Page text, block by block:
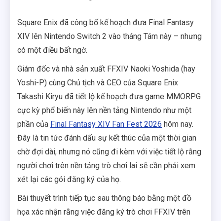
Square Enix đã công bố kế hoạch đưa Final Fantasy
XIV lên Nintendo Switch 2 vào tháng Tám này – nhưng
có một điều bất ngờ.
Giám đốc và nhà sản xuất FFXIV Naoki Yoshida (hay
Yoshi-P) cùng Chủ tịch và CEO của Square Enix
Takashi Kiryu đã tiết lộ kế hoạch đưa game MMORPG
cực kỳ phổ biến này lên nền tảng Nintendo như một
phần của Final Fantasy XIV Fan Fest 2026 hôm nay.
Đây là tin tức đánh dấu sự kết thúc của một thời gian
chờ đợi dài, nhưng nó cũng đi kèm với việc tiết lộ rằng
người chơi trên nền tảng trò chơi lai sẽ cần phải xem
xét lại các gói đăng ký của họ.
Bài thuyết trình tiếp tục sau thông báo bằng một đồ
họa xác nhận rằng việc đăng ký trò chơi FFXIV trên